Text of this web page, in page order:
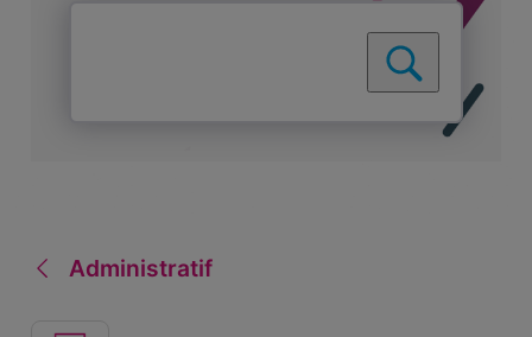
Administratif